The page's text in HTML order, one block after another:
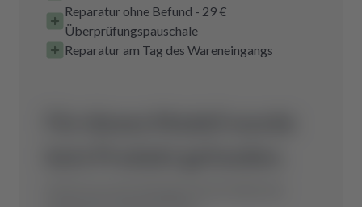
Reparatur ohne Befund - 29 €
Überprüfungspauschale
Reparatur am Tag des Wareneingangs